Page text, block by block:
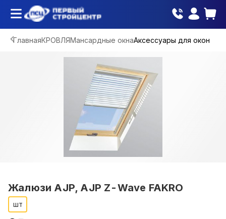
ГлавнаяКРОВЛЯМансардные окнаАксессуары для окон
Жалюзи AJР, AJP Z-Wave FAKRO
шт